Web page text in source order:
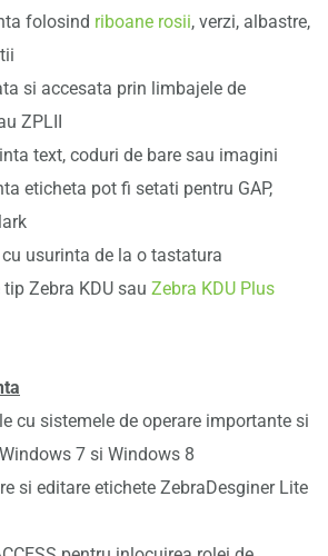
folosind riboane rosii, verzi, albastre,
si accesata prin limbajele de
ZPLII
text, coduri de bare sau imagini
eticheta pot fi setati pentru GAP,
usurinta de la o tastatura
Zebra KDU sau Zebra KDU Plus
cu sistemele de operare importante si
7 si Windows 8
si editare etichete ZebraDesginer Lite